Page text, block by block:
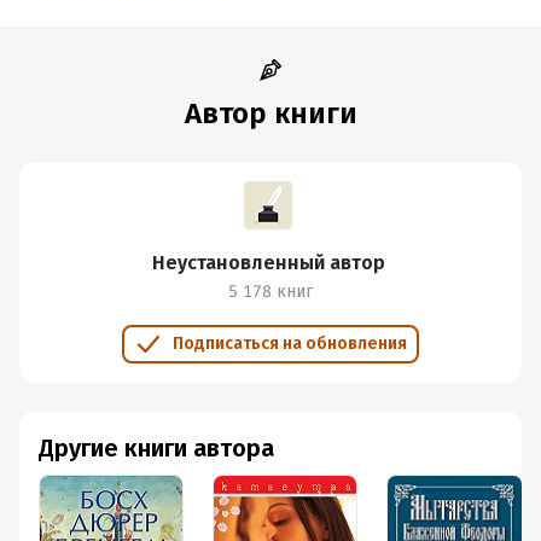
Автор книги
Неустановленный автор
5 178 книг
Подписаться на обновления
Другие книги автора